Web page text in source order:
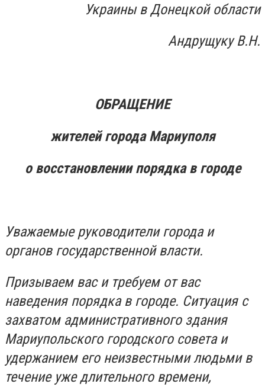
Украины в Донецкой области
Андрущуку В.Н.
ОБРАЩЕНИЕ
жителей города Мариуполя
о восстановлении порядка в городе
Уважаемые руководители города и
органов государственной власти.
Призываем вас и требуем от вас
наведения порядка в городе. Ситуация с
захватом административного здания
Мариупольского городского совета и
удержанием его неизвестными людьми в
течение уже длительного времени,